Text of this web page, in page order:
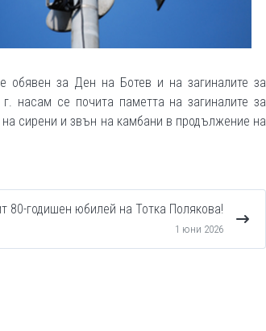
за Ден на Ботев и на загиналите за
насам се почита паметта на загиналите за
сирени и звън на камбани в продължение на
80-годишен юбилей на Тотка Полякова!
1 юни 2026